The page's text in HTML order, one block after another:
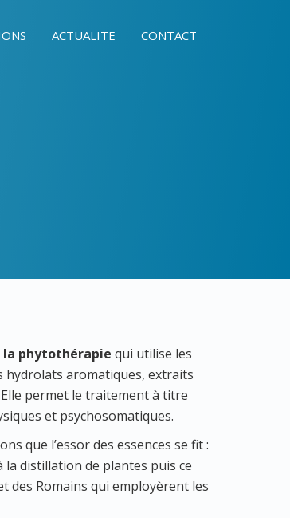
ACTUALITE CONTACT
la phytothérapie qui utilise les
hydrolats aromatiques, extraits
permet le traitement à titre
et psychosomatiques.
que l’essor des essences se fit :
distillation de plantes puis ce
des Romains qui employèrent les